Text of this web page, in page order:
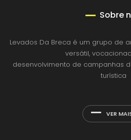
Sobre
Levados Da Breca é um grupo de
versátil,
desenvolvimento de campanhas
turística
VER